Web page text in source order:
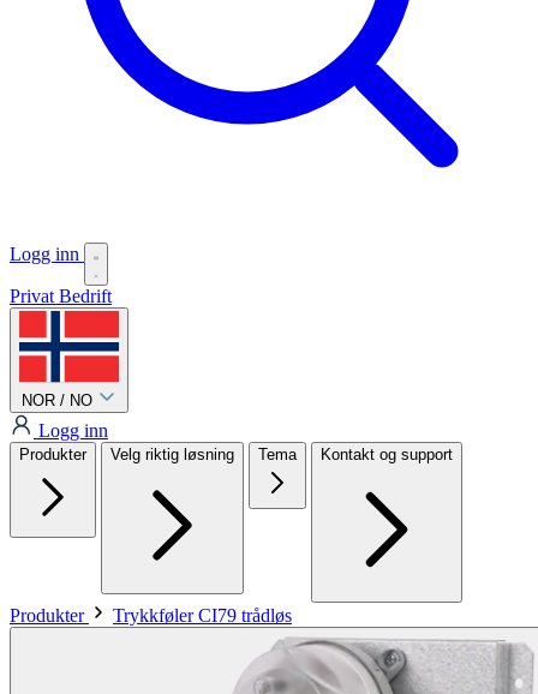
Logg inn
Privat Bedrift
NOR / NO
Logg inn
Produkter Velg riktig løsning Tema Kontakt og support
Produkter Trykkføler CI79 trådløs